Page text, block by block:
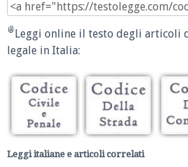
Leggi online il testo degli articoli
legale in Italia:
Leggi italiane e articoli correlati